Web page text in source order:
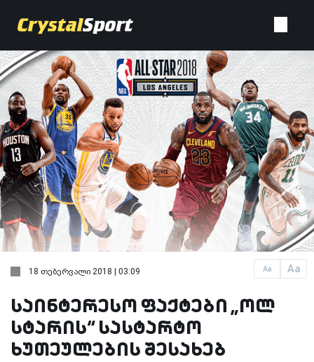
Aa Aa
18 თებერვალი 2018 | 03:09
საინტერესო ფაქტები „ოლ
სტარის“ სასტარტო
ხუთეულების შესახებ